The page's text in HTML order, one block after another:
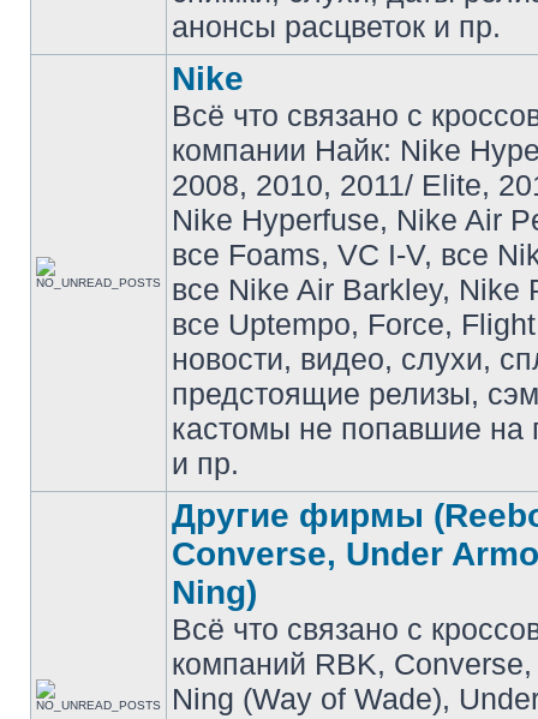
анонсы расцветок и пр.
Nike
Всё что связано с
компании Найк: Nike
2008, 2010, 2011/ Elite,
Nike Hyperfuse, Nike Air
все Foams, VC I-V, все
все Nike Air Barkley, Nike
все Uptempo, Force,
новости, видео, слухи,
предстоящие релизы,
кастомы не попавшие на
и пр.
Другие фирмы
Converse, Under
Ning)
Всё что связано с
компаний RBK,
Ning (Way of Wade),